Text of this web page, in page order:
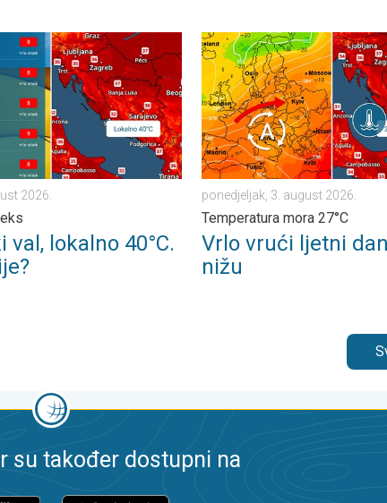
2026.
lokalno 40°C. Još toplije?. Visok UV indeks. . . subota, 1.
2026.
val, lokalno 40°C.
Vrlo vrući ljetni dani se nižu.
ponedjeljak, 3. august 2026.
Temperatura mora 27°C
Vrlo vrući ljetni
nižu
su također dostupni na